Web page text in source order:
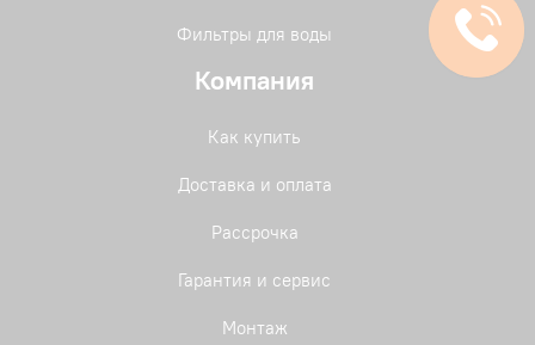
Фильтры для воды
Компания
Как купить
Доставка и оплата
Рассрочка
Гарантия и сервис
Монтаж